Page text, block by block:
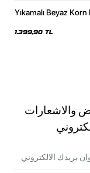
Yıkamalı Beyaz Korn
1.399,90 TL
والاشعارات